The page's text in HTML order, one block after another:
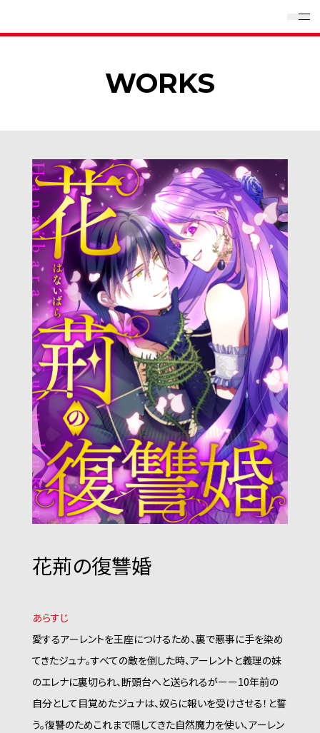
WORKS
花荊の復讐婚
あらすじ
愛するアーレントを王座につけるため、裏で悪事に手を染め
てきたジュナ。すべての敵を倒した時、アーレントと義理の妹
のエレナに裏切られ、断頭台へと送られるがーー10年前の
自分として目覚めたジュナは、奴らに報いを受けさせる！と誓
う。復讐のためこれまで隠してきた自然魔力を使い、アーレン